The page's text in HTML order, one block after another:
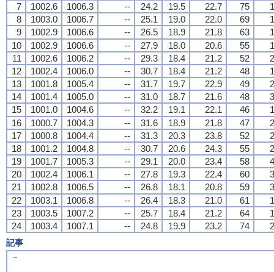
7
1002.6 1006.3 -- 24.2 19.5 22.7 75
8
1003.0 1006.7 -- 25.1 19.0 22.0 69
9
1002.9 1006.6 -- 26.5 18.9 21.8 63
10
1002.9 1006.6 -- 27.9 18.0 20.6 55
11
1002.6 1006.2 -- 29.3 18.4 21.2 52
12
1002.4 1006.0 -- 30.7 18.4 21.2 48
13
1001.8 1005.4 -- 31.7 19.7 22.9 49
14
1001.4 1005.0 -- 31.0 18.7 21.6 48
15
1001.0 1004.6 -- 32.2 19.1 22.1 46
16
1000.7 1004.3 -- 31.6 18.9 21.8 47
17
1000.8 1004.4 -- 31.3 20.3 23.8 52
18
1001.2 1004.8 -- 30.7 20.6 24.3 55
19
1001.7 1005.3 -- 29.1 20.0 23.4 58
20
1002.4 1006.1 -- 27.8 19.3 22.4 60
21
1002.8 1006.5 -- 26.8 18.1 20.8 59
22
1003.1 1006.8 -- 26.4 18.3 21.0 61
23
1003.5 1007.2 -- 25.7 18.4 21.2 64
24
1003.4 1007.1 -- 24.8 19.9 23.2 74
記事
－